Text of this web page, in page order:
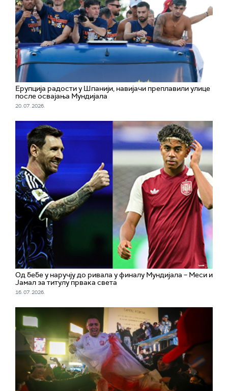
Ерупција радости у Шпанији, навијачи преплавили улице
после освајања Мундијала
20. 07. 2026.
Од бебе у наручју до ривала у финалу Мундијала – Меси и
Јамал за титулу првака света
16. 07. 2026.